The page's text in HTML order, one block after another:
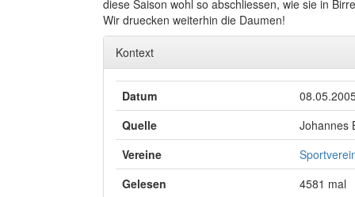
diese Saison wohl so abschliessen, wie sie in
Wir druecken weiterhin die Daumen!
Kontext
Datum
Quelle
Johannes
Vereine
Gelesen
4581 mal